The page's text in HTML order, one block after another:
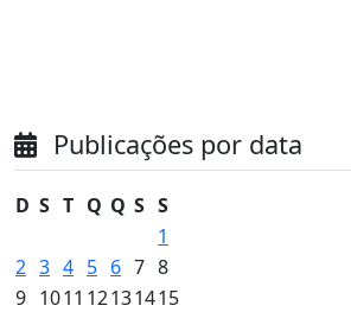
Publicações por data
D S T Q Q S S
1
2 3 4 5 6 7 8
9 1011 12131415